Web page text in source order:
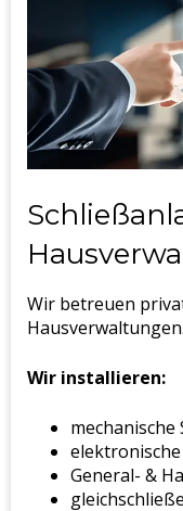
Wir betreuen
Hausverwaltungen.
Wir installieren:
mechanische
General- &